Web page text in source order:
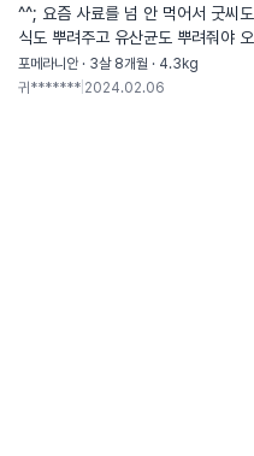
^^; 요즘 사료를 넘 안 먹어서 굿씨
식도 뿌려주고 유산균도 뿌려줘야
만 줬는데 잘 먹네요~~~♡ 기호성은
사악하네요~~~
포메라니안 · 3살 8개월 · 4.3kg
귀******* 2024.02.06